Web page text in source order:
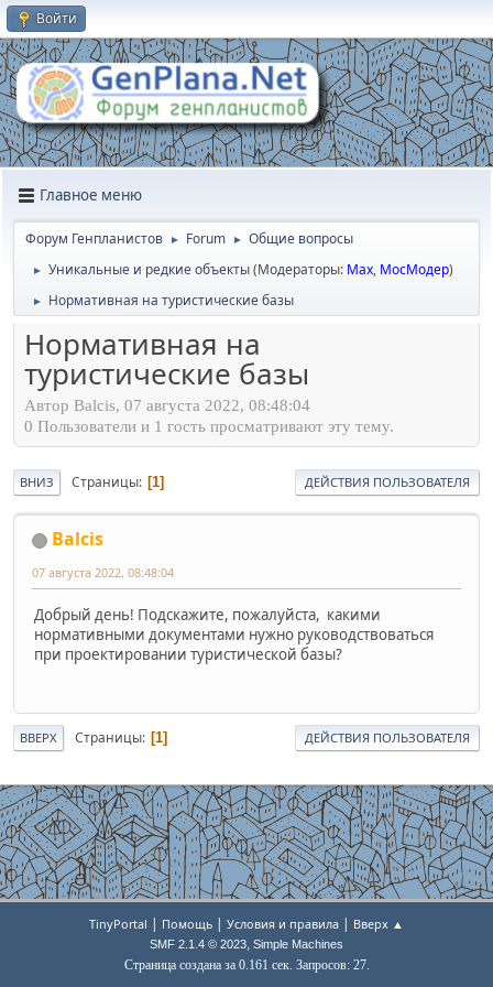
Войти
Главное меню
Форум Генпланистов ► Forum ► Общие вопросы
► Уникальные и редкие объекты(Модераторы: Max, МосМодер)
► Нормативная на туристические базы
Нормативная на
туристические базы
Автор Balcis, 07 августа 2022, 08:48:04
0 Пользователи и 1 гость просматривают эту тему.
ВНИЗ Страницы 1 ДЕЙСТВИЯ ПОЛЬЗОВАТЕЛЯ
Balcis
07 августа 2022, 08:48:04
Добрый день! Подскажите, пожалуйста, какими
нормативными документами нужно руководствоваться
при проектировании туристической базы?
ВВЕРХ Страницы 1 ДЕЙСТВИЯ ПОЛЬЗОВАТЕЛЯ
TinyPortal | Помощь | Условия и правила | Вверх ▲
SMF 2.1.4 © 2023, Simple Machines
Страница создана за 0.161 сек. Запросов: 27.